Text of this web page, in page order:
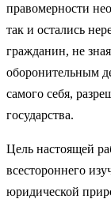
правомерности
так и остались
гражданин, не
оборонительным
самого себя,
государства.
Цель настоящей
всестороннего
юридической